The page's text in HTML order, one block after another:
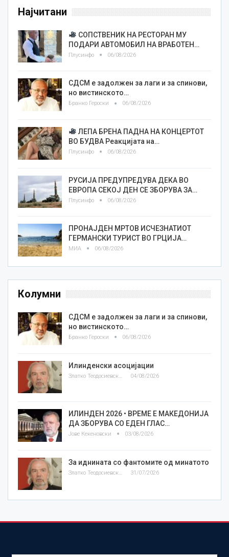
Најчитани
СОПСТВЕНИК НА РЕСТОРАН МУ
ПОДАРИ АВТОМОБИЛ НА ВРАБОТЕН…
Плусинфо 06/08/2026
СДСМ е задолжен за лаги и за спинови,
но вистинското…
Бранко Героски 06/08/2026
ЛЕПА БРЕНА ПАДНА НА КОНЦЕРТОТ
ВО БУДВА Реакцијата на…
Плусинфо 06/08/2026
РУСИЈА ПРЕДУПРЕДУВА ДЕКА ВО
ЕВРОПА СЕКОЈ ДЕН СЕ ЗБОРУВА ЗА…
Плусинфо 06/08/2026
ПРОНАЈДЕН МРТОВ ИСЧЕЗНАТИОТ
ГЕРМАНСКИ ТУРИСТ ВО ГРЦИЈА…
МИА 06/08/2026
Колумни
СДСМ е задолжен за лаги и за спинови,
но вистинското…
Бранко Героски 06/08/2026
Илинденски асоцијации
04/08/2026
ИЛИНДЕН 2026 • ВРЕМЕ Е МАКЕДОНИЈА
ДА ЗБОРУВА СО ЕДЕН ГЛАС…
Јове Кекеновски 03/08/2026
За иднината со фантомите од минатото
Златко Теодосиевски 31/07/2026